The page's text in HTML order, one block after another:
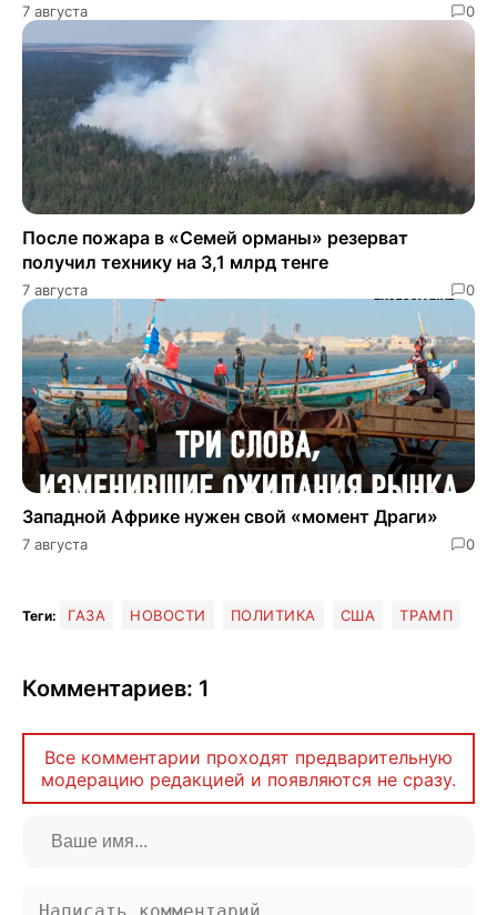
7 августа 0
После пожара в «Семей орманы» резерват
получил технику на 3,1 млрд тенге
7 августа 0
Западной Африке нужен свой «момент Драги»
7 августа 0
Теги: ГАЗА НОВОСТИ ПОЛИТИКА США ТРАМП
Комментариев: 1
Все комментарии проходят предварительную
модерацию редакцией и появляются не сразу.